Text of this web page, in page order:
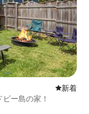
新しい宿
新着
ー島の家！